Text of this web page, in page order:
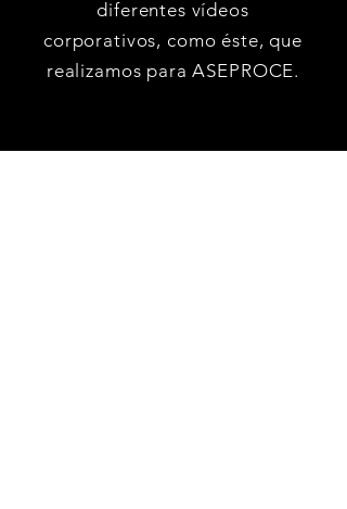
diferentes vídeos
corporativos, como éste, que
realizamos para ASEPROCE.